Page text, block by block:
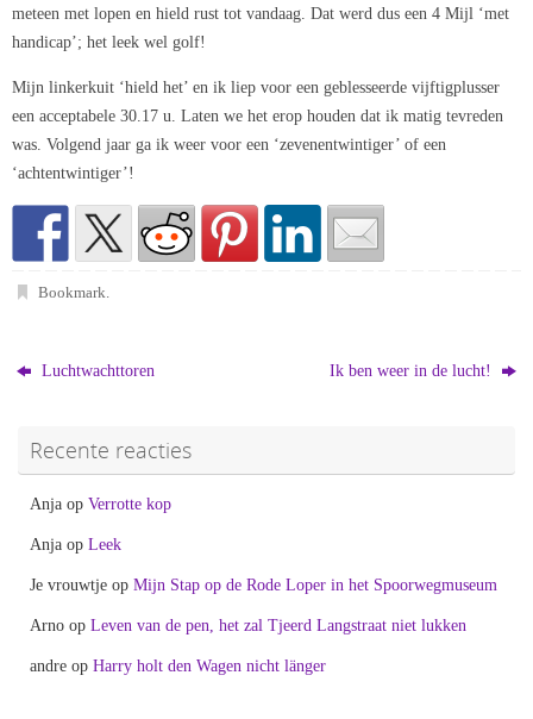
meteen met lopen en hield rust tot vandaag. Dat werd dus een 4 Mijl ‘met
handicap’; het leek wel golf!
Mijn linkerkuit ‘hield het’ en ik liep voor een geblesseerde vijftigplusser
een acceptabele 30.17 u. Laten we het erop houden dat ik matig tevreden
was. Volgend jaar ga ik weer voor een ‘zevenentwintiger’ of een
‘achtentwintiger’!
Bookmark
Luchtwachttoren Ik ben weer in de lucht!
Recente reacties
Anja op Verrotte kop
Anja op Leek
Je vrouwtje op Mijn Stap op de Rode Loper in het Spoorwegmuseum
Arno op Leven van de pen, het zal Tjeerd Langstraat niet lukken
andre op Harry holt den Wagen nicht länger